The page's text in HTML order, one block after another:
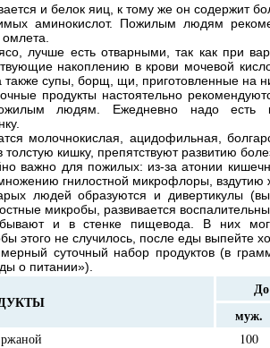
и белок яиц, к тому же он содержит
аминокислот. Пожилым людям
лучше есть отварными, так как при
накоплению в крови мочевой
супы, борщ, щи, приготовленные на
продукты настоятельно
людям. Ежедневно надо есть
молочнокислая, ацидофильная,
толстую кишку, препятствуют развитию
важно для пожилых: из-за атонии
гнилостной микрофлоры, вздутию
людей образуются и дивертикулы
микробы, развивается
бывают и в стенке пищевода. В них
этого не случилось, после еды выпейте
суточный набор продуктов (в
о питании»).
муж.
100